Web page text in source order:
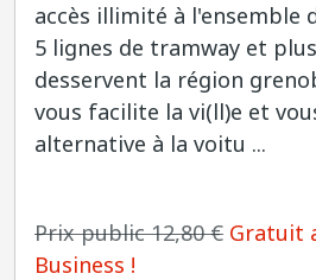
accès illimité à l'ensemble
5 lignes de tramway et
desservent la région
vous facilite la vi(ll)e et
alternative à la voitu ...
Prix public 12,80 € Gratuit
Business !